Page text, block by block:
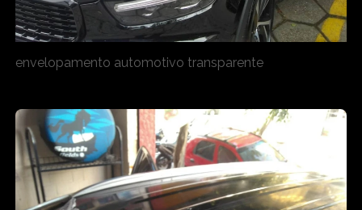
envelopamento automotivo transparente